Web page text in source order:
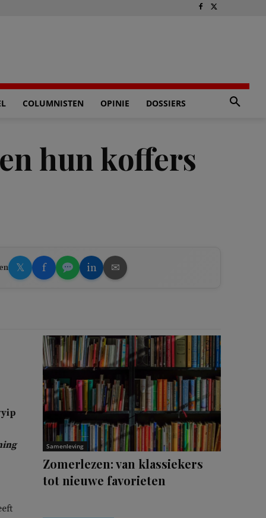
COLUMNISTEN OPINIE DOSSIERS
hun koffers
𝕏 f in ✉
Samenleving
Zomerlezen: van klassiekers
tot nieuwe favorieten